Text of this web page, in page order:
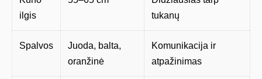
ilgis
tukanų
Spalvos
Juoda, balta,
oranžinė
Komunikacija ir
atpažinimas